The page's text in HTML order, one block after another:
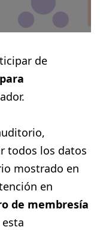
de
todos los datos
mostrado en
en
de membresía